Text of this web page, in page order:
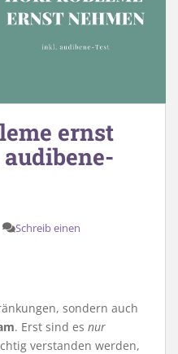
ernst
Schreib einen
sondern auch
. Erst sind es nur
verstanden werden,